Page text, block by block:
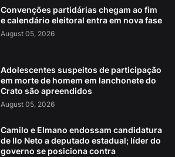
Convenções partidárias chegam ao fim
e calendário eleitoral entra em nova fase
August 05, 2026
Adolescentes suspeitos de participação
em morte de homem em lanchonete do
Crato são apreendidos
August 05, 2026
Camilo e Elmano endossam candidatura
de Ilo Neto a deputado estadual; líder do
governo se posiciona contra